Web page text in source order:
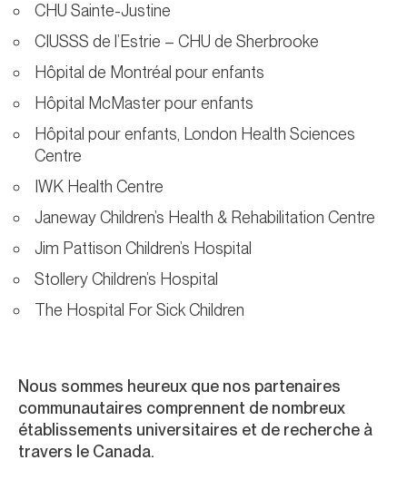
CHU Sainte-Justine
CIUSSS de l’Estrie – CHU de Sherbrooke
Hôpital de Montréal pour enfants
Hôpital McMaster pour enfants
Hôpital pour enfants, London Health Sciences
Centre
IWK Health Centre
Janeway Children’s Health & Rehabilitation Centre
Jim Pattison Children’s Hospital
Stollery Children’s Hospital
The Hospital For Sick Children
Nous sommes heureux que nos partenaires
communautaires comprennent de nombreux
établissements universitaires et de recherche à
travers le Canada.